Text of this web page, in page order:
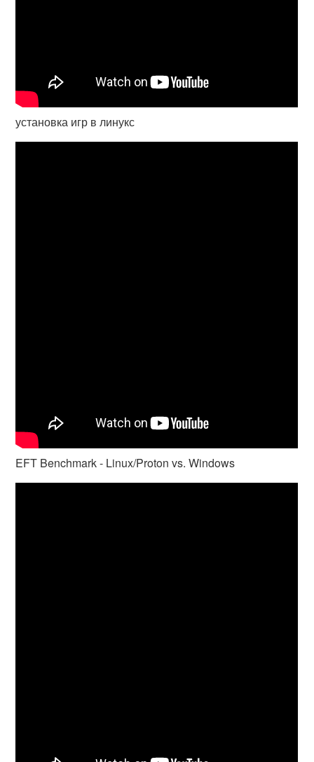
установка игр в линукс
EFT Benchmark - Linux/Proton vs. Windows